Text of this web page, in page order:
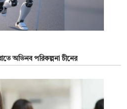
অভিনব পরিকল্পনা চীনের